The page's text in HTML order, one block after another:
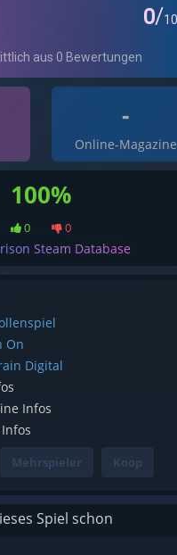
-
Online-Magazine
100%
0 0
Steam Database
On
Digital
Infos
Mehrspieler Koop
Spiel schon